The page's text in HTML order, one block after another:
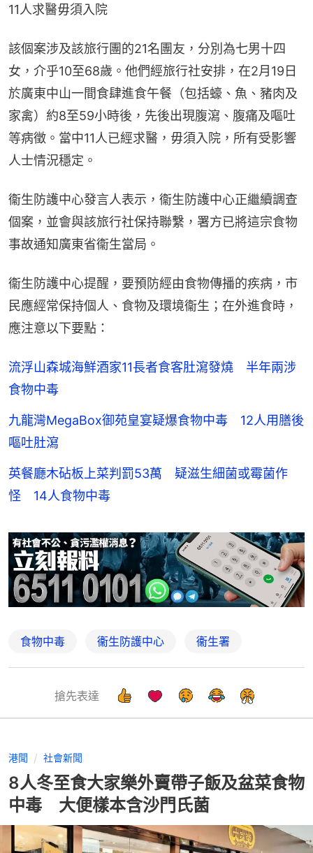
11人求醫毋須入院
該個案涉及該旅行團的21名團友，分別為七男十四
女，介乎10至68歲。他們經旅行社安排，在2月19日
於廣東中山一間食肆進食午餐（包括蠔、魚、豬肉及
家禽）約8至59小時後，先後出現腹瀉、腹痛及嘔吐
等病徵。當中11人已經求醫，毋須入院，所有受影響
人士情況穩定。
衞生防護中心發言人表示，衞生防護中心正繼續調查
個案，並會與該旅行社保持聯繫，署方已將這宗食物
事故通知廣東省衞生當局。
衞生防護中心提醒，要預防經由食物傳播的疾病，市
民應經常保持個人、食物及環境衞生；在外進食時，
應注意以下要點：
流浮山森城海鮮酒家11長者食客肚瀉發燒 半年兩涉
食物中毒
九龍灣MegaBox御苑皇宴疑爆食物中毒 12人用膳後
嘔吐肚瀉
英餐廳木砧板上菜判罰53萬 疑滋生細菌或霉菌作
怪 14人食物中毒
食物中毒 衞生防護中心 衞生署
搶先表達
港聞 社會新聞
8人冬至食大家樂外賣帶子飯及盆菜食物
中毒 大便樣本含沙門氏菌